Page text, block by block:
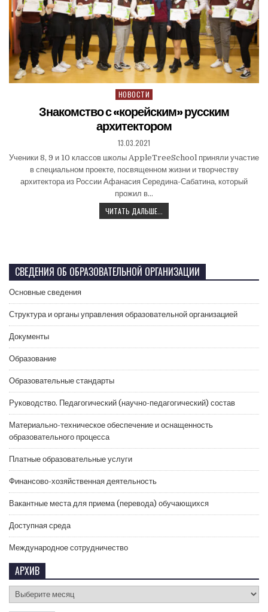
НОВОСТИ
Знакомство с «корейским» русским
архитектором
13.03.2021
Ученики 8, 9 и 10 классов школы AppleTreeSchool приняли участие
в специальном проекте, посвященном жизни и творчеству
архитектора из России Афанасия Середина-Сабатина, который
прожил в…
ЧИТАТЬ ДАЛЬШЕ...
СВЕДЕНИЯ ОБ ОБРАЗОВАТЕЛЬНОЙ ОРГАНИЗАЦИИ
Основные сведения
Структура и органы управления образовательной организацией
Документы
Образование
Образовательные стандарты
Руководство. Педагогический (научно-педагогический) состав
Материально-техническое обеспечение и оснащенность
образовательного процесса
Платные образовательные услуги
Финансово-хозяйственная деятельность
Вакантные места для приема (перевода) обучающихся
Доступная среда
Международное сотрудничество
АРХИВ